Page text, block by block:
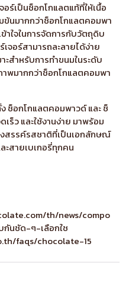
ร์เป็นช็อกโกแลตแท้ที่ให้เนื้อ
ข้นมากกว่าช็อกโกแลตคอมพา
าใจในการจัดการกับวัตถุดิบ
จอร์สามารถละลายได้ง่าย
ะสำหรับการทำขนมในระดับ
พมากกว่าช็อกโกแลตคอมพา
ช็อกโกแลตคอมพาวด์และช็
ร็ว และใช้งานง่าย มาพร้อม
รรค์รสชาติที่เป็นเอกลักษณ์
สายเบเกอรี่ทุกคน
th/news/compo
นชัด-ๆ-เลือกใช
faqs/chocolate-15